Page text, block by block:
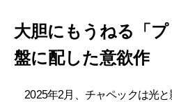
大胆にもうねる「
盤に配した意欲作
2025年2月、チャペックは光